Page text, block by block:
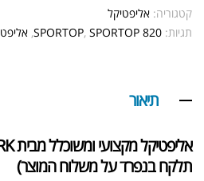
קטגוריה: אליפטיקל
תגיות:
SPORTOP, SPORTOP 820
, אליפט
תיאור
אליפטיקל מקצועי ומשוכלל מבית YORK
תלקח בנפרד על משלוח המוצר)